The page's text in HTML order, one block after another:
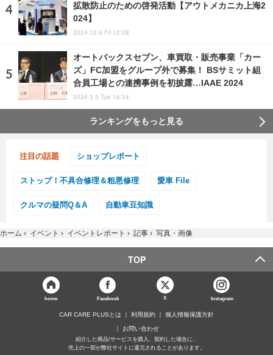
拡散防止のための啓発活動【アウトメカニカ上海2
024】
2024.12.6 Fri 12:08
オートバックスセブン、車買取・販売事業「カー
ズ」FC加盟をグループ外で募集！ BSサミット組
合員工場との連携事例を初披露…IAAE 2024
2024.3.5 Tue 16:34
ランキングをもっと見る
注目の話題 ショップレポート
ストップ！不具合修理＆粗悪修理 愛車 File
クルマの疑問Q＆A 自動車豆知識
ホーム › イベント › イベントレポート › 記事 › 写真・画像
TOP
home Facebook X Instagram
CAR CARE PLUSとは 利用規約 個人情報保護方針
お問い合わせ
紹介した商品/サービスを購入、契約した場合に、
売上の一部が弊社サイトに還元されることがあります。